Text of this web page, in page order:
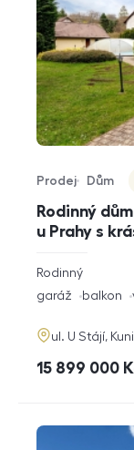
Rodinný
u Prahy s
Typ nabídky
Prodej
Typ nemovitosti
Dům
Virtuální
rozměry
dispozice
Rodinný
funkce
garáž balkon
adresa
ul. U Stájí,
cena
15 899 000